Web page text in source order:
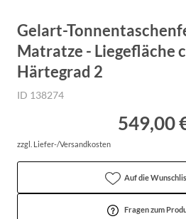
Gelart-
Matratze - Liegefläche
Härtegrad 2
ID 138274
549,00
zzgl. Liefer-/Versandkosten
Auf die
Fragen zum